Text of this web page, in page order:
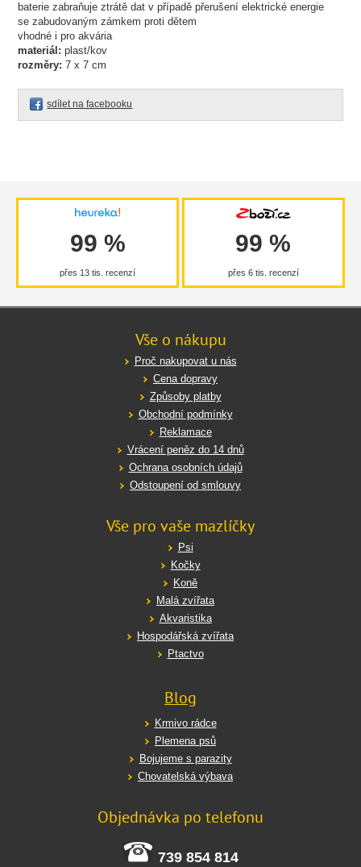
baterie zabraňuje ztrátě dat v případě přerušení elektrické energie
se zabudovaným zámkem proti dětem
vhodné i pro akvária
materiál:plast/kov
rozměry:7 x 7 cm
sdílet na facebooku
99 %
přes 13 tis. recenzí
99 %
přes 6 tis. recenzí
Vše o nákupu
Proč nakupovat u nás
Cena dopravy
Způsoby platby
Obchodní podmínky
Reklamace
Vrácení peněz do 14 dnů
Ochrana osobních údajů
Odstoupení od smlouvy
Vše pro vaše mazlíčky
Psi
Kočky
Koně
Malá zvířata
Akvaristika
Hospodářská zvířata
Ptactvo
Blog
Krmivo rádce
Plemena psů
Bojujeme s parazity
Chovatelská výbava
Objednávka po telefonu
739 854 814